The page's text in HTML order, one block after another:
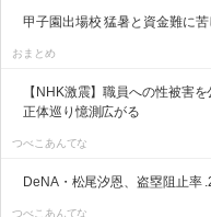
甲子園出場校 猛暑と資金難に
おまとめ
【NHK激震】職員への性被害
正体巡り憶測広がる
つべこあんてな
DeNA・松尾汐恩、盗塁阻止率
つべこあんてな